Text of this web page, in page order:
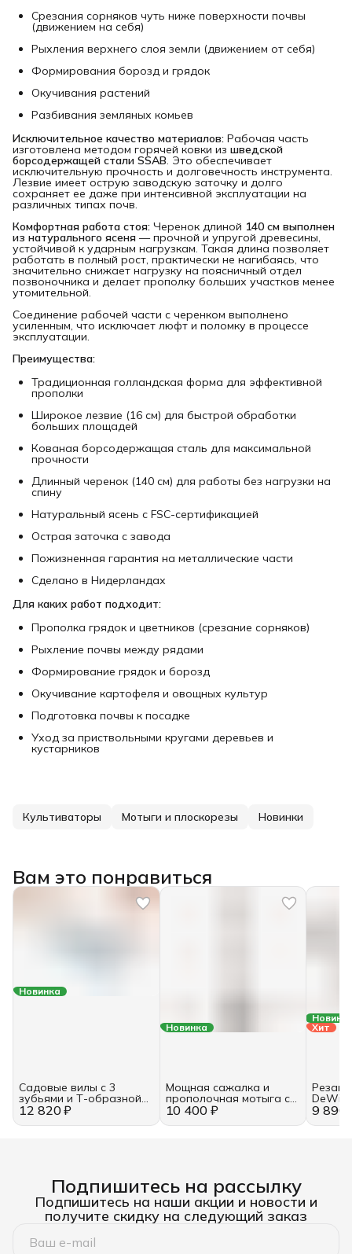
Срезания сорняков чуть ниже поверхности почвы
(движением на себя)
Рыхления верхнего слоя земли (движением от себя)
Формирования борозд и грядок
Окучивания растений
Разбивания земляных комьев
Исключительное качество материалов: Рабочая часть
изготовлена методом горячей ковки из шведской
борсодержащей стали SSAB. Это обеспечивает
исключительную прочность и долговечность инструмента.
Лезвие имеет острую заводскую заточку и долго
сохраняет ее даже при интенсивной эксплуатации на
различных типах почв.
Комфортная работа стоя: Черенок длиной 140 см выполнен
из натурального ясеня — прочной и упругой древесины,
устойчивой к ударным нагрузкам. Такая длина позволяет
работать в полный рост, практически не нагибаясь, что
значительно снижает нагрузку на поясничный отдел
позвоночника и делает прополку больших участков менее
утомительной.
Соединение рабочей части с черенком выполнено
усиленным, что исключает люфт и поломку в процессе
эксплуатации.
Преимущества:
Традиционная голландская форма для эффективной
прополки
Широкое лезвие (16 см) для быстрой обработки
больших площадей
Кованая борсодержащая сталь для максимальной
прочности
Длинный черенок (140 см) для работы без нагрузки на
спину
Натуральный ясень с FSC-сертификацией
Острая заточка с завода
Пожизненная гарантия на металлические части
Сделано в Нидерландах
Для каких работ подходит:
Прополка грядок и цветников (срезание сорняков)
Рыхление почвы между рядами
Формирование грядок и борозд
Окучивание картофеля и овощных культур
Подготовка почвы к посадке
Уход за приствольными кругами деревьев и
кустарников
Культиваторы Мотыги и плоскорезы Новинки
Вам это понравиться
Новинка
12 820 ₽
Садовые вилы с 3
зубьями и Т-образной
рукояткой длиной 80 см
Новинка
10 400 ₽
Мощная сажалка и
прополочная мотыга с
овальной рукояткой
Хит
9 890
Резак
DeWit
Подпишитесь на рассылку
Подпишитесь на наши акции и новости и
получите скидку на следующий заказ